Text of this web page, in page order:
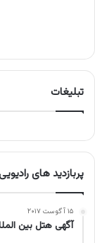
تبلیغات
پربازدید های
۱۵ آگوست ۲۰۱۷
آگهی هتل بین المللی